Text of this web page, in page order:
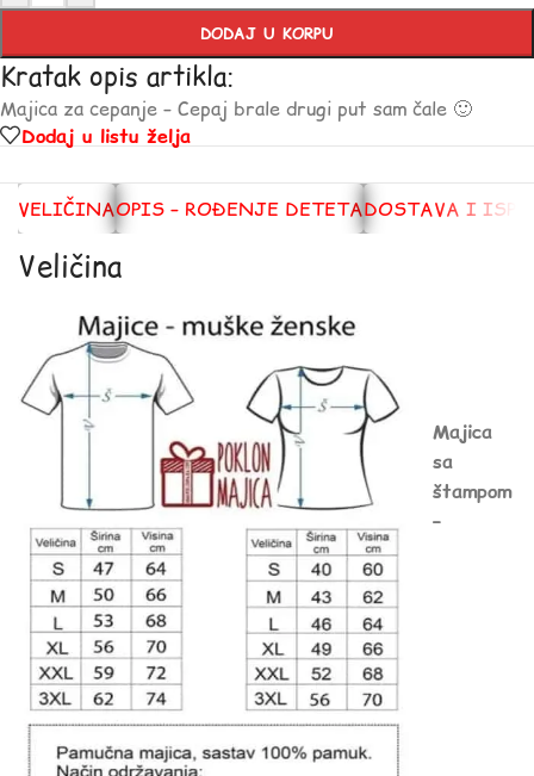
DODAJ U KORPU
Kratak opis artikla:
Majica za cepanje – Cepaj brale drugi put sam čale 🙂
Dodaj u listu želja
VELIČINAOPIS – ROĐENJE DETETADOSTAVA I
Veličina
Majica
sa
štampom
–